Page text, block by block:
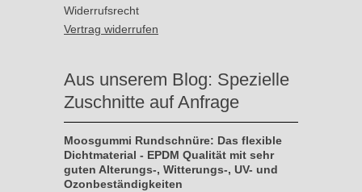
Widerrufsrecht
Vertrag widerrufen
Aus unserem Blog: Spezielle
Zuschnitte auf Anfrage
Moosgummi Rundschnüre: Das flexible
Dichtmaterial - EPDM Qualität mit sehr
guten Alterungs-, Witterungs-, UV- und
Ozonbeständigkeiten